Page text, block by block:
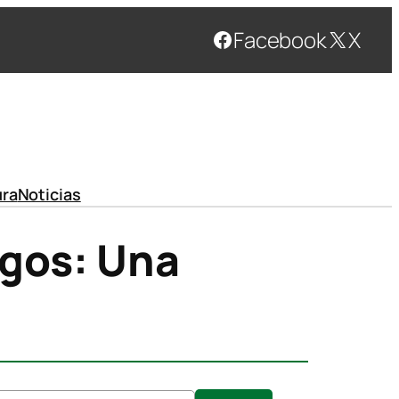
Facebook X
Noticias
Una